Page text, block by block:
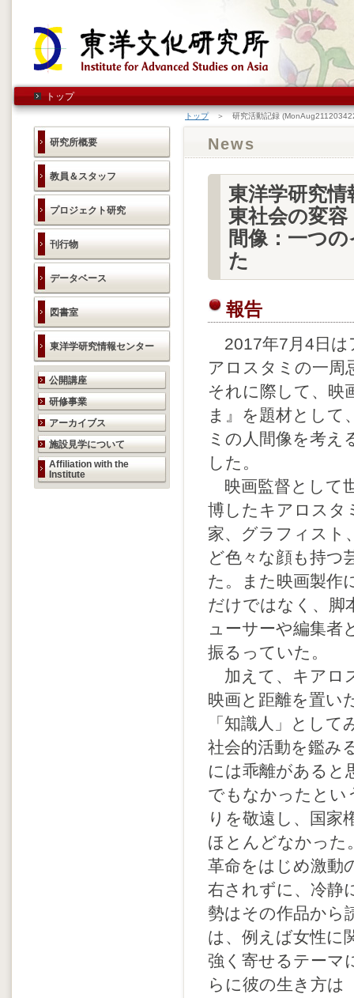
トップ
研究所概要
教員＆スタッフ
プロジェクト研究
刊行物
データベース
図書室
東洋学研究情報センター
研究活動のご案内
公開講座
研修事業
アーカイブス
施設見学について
Affiliation with the
Institute
トップ＞ 研究活動記録
News
東洋学研究
東社会の変
間像：一つ
た
報告
2017年7月4日は
アロスタミの一周
それに際して、映
ま』を題材として
ミの人間像を考え
した。
映画監督として
博したキアロスタ
家、グラフィスト
ど色々な顔も持つ
た。また映画製作
だけではなく、脚
ューサーや編集者
振るっていた。
加えて、キアロ
映画と距離を置い
「知識人」とし
社会的活動を鑑み
には乖離があると
でもなかったとい
りを敬遠し、国家
ほとんどなかった
革命をはじめ激動
右されずに、冷静
勢はその作品から
は、例えば女性に
強く寄せるテーマ
らに彼の生き方は